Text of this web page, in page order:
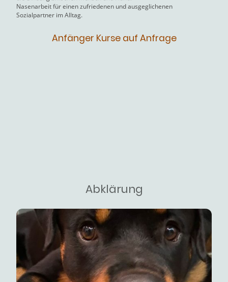
Nasenarbeit für einen zufriedenen und ausgeglichenen
Sozialpartner im Alltag.
Anfänger Kurse auf Anfrage
Abklärung